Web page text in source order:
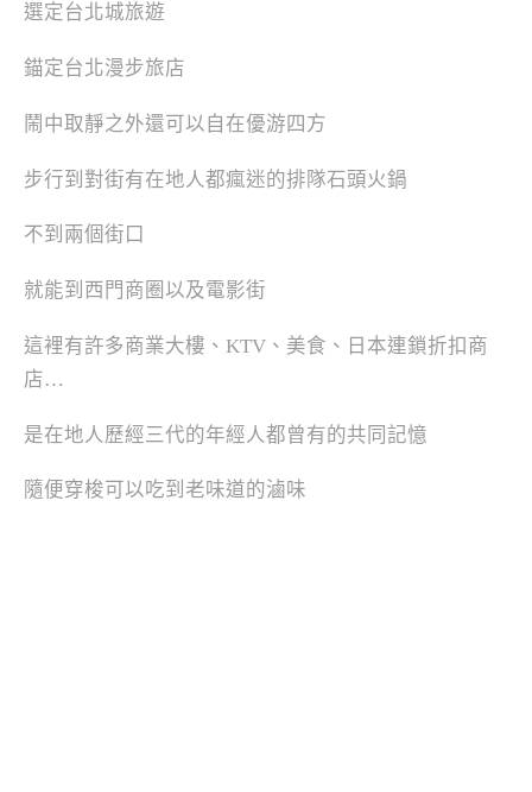
選定台北城旅遊
錨定台北漫步旅店
鬧中取靜之外還可以自在優游四方
步行到對街有在地人都瘋迷的排隊石頭火鍋
不到兩個街口
就能到西門商圈以及電影街
這裡有許多商業大樓、KTV、美食、日本連鎖折扣商
店…
是在地人歷經三代的年經人都曾有的共同記憶
隨便穿梭可以吃到老味道的滷味